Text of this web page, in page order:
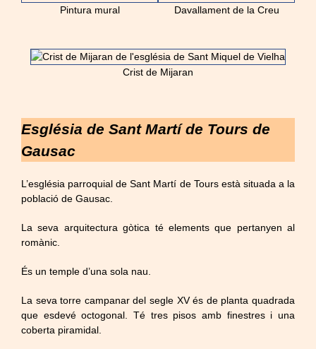
Pintura mural Davallament de la Creu
Crist de Mijaran
Església de Sant Martí de Tours de
Gausac
L’església parroquial de Sant Martí de Tours està situada a la
població de Gausac.
La seva arquitectura gòtica té elements que pertanyen al
romànic.
És un temple d’una sola nau.
La seva torre campanar del segle XV és de planta quadrada
que esdevé octogonal. Té tres pisos amb finestres i una
coberta piramidal.